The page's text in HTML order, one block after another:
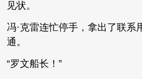
见状。
冯·克雷连忙停手，拿出了联系
通。
“罗文船长！”